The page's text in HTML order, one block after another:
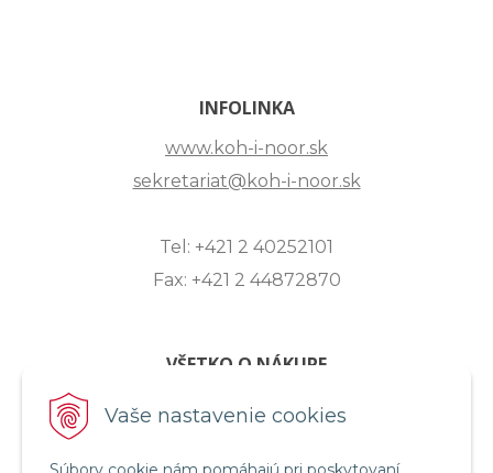
Vaše nastavenie cookies
INFOLINKA
www.koh-i-noor.sk
sekretariat@koh-i-noor.sk
Tel: +421 2 40252101
Fax: +421 2 44872870
VŠETKO O NÁKUPE
ZASLANIE OTÁZKY